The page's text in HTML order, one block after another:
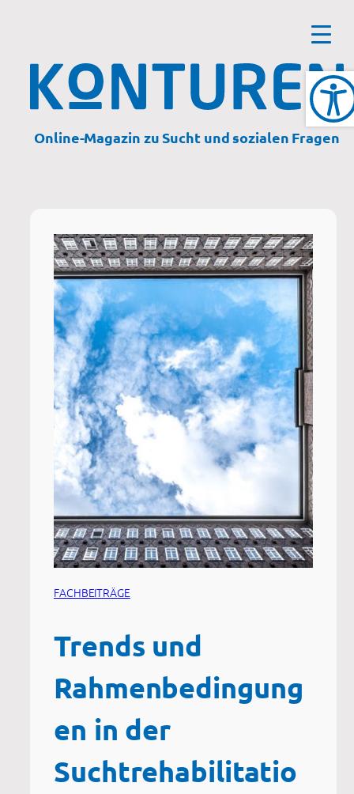
Online-Magazin zu Sucht und sozialen Fragen
FACHBEITRÄGE
Trends und
Rahmenbedingung
en in der
Suchtrehabilitatio